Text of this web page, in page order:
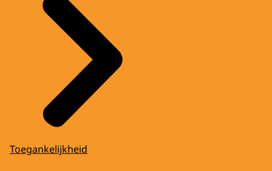
Toegankelijkheid